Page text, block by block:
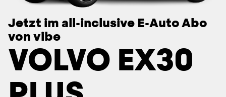
Jetzt im all-inclusive E-Auto Abo
von vibe
VOLVO EX30